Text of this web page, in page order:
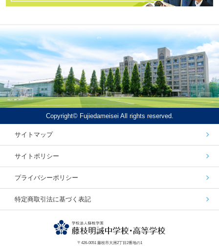
Copyright© Fujiedameisei All rights reserved.
サイトマップ
サイトポリシー
プライバシーポリシー
特定商取引法に基づく表記
〒426-0051 藤枝市大洲2丁目2番地の1